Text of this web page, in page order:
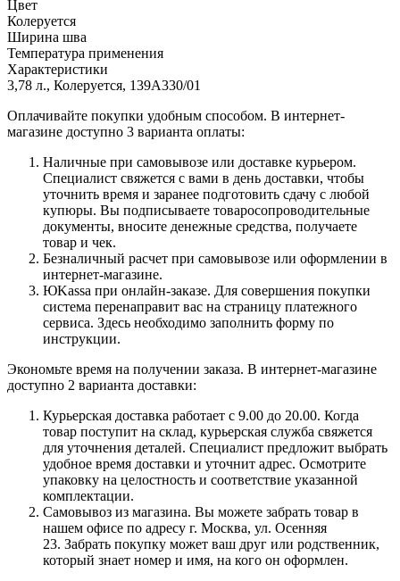
Цвет
Колеруется
Ширина шва
Температура применения
Характеристики
3,78 л., Колеруется, 139A330/01
Оплачивайте покупки удобным способом. В интернет-
магазине доступно 3 варианта оплаты:
Наличные при самовывозе или доставке курьером.
Специалист свяжется с вами в день доставки, чтобы
уточнить время и заранее подготовить сдачу с любой
купюры. Вы подписываете товаросопроводительные
документы, вносите денежные средства, получаете
товар и чек.
Безналичный расчет при самовывозе или оформлении в
интернет-магазине.
ЮKassa при онлайн-заказе. Для совершения покупки
система перенаправит вас на страницу платежного
сервиса. Здесь необходимо заполнить форму по
инструкции.
Экономьте время на получении заказа. В интернет-магазине
доступно 2 варианта доставки:
Курьерская доставка работает с 9.00 до 20.00. Когда
товар поступит на склад, курьерская служба свяжется
для уточнения деталей. Специалист предложит выбрать
удобное время доставки и уточнит адрес. Осмотрите
упаковку на целостность и соответствие указанной
комплектации.
Самовывоз из магазина. Вы можете забрать товар в
нашем офисе по адресу г. Москва, ул. Осенняя
23. Забрать покупку может ваш друг или родственник,
который знает номер и имя, на кого он оформлен.